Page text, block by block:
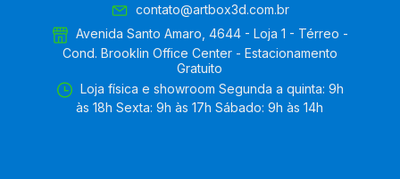
contato@artbox3d.com.br
Avenida Santo Amaro, 4644 - Loja 1 - Térreo -
Cond. Brooklin Office Center - Estacionamento
Gratuito
Loja física e showroom Segunda a quinta: 9h
às 18h Sexta: 9h às 17h Sábado: 9h às 14h